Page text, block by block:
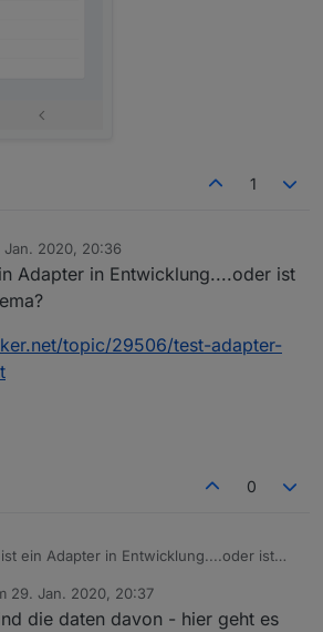
1
Jan. 2020, 20:36
Adapter in Entwicklung....oder ist
topic/29506/test-adapter-
0
ein Adapter in Entwicklung....oder ist
topic/29506/test-adapter-
0-xt
29. Jan. 2020, 20:37
von
die daten davon - hier geht es